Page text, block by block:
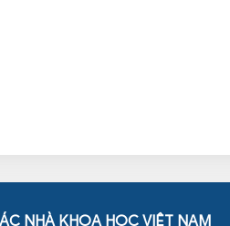
NHÀ KHOA HỌC VIỆT NAM